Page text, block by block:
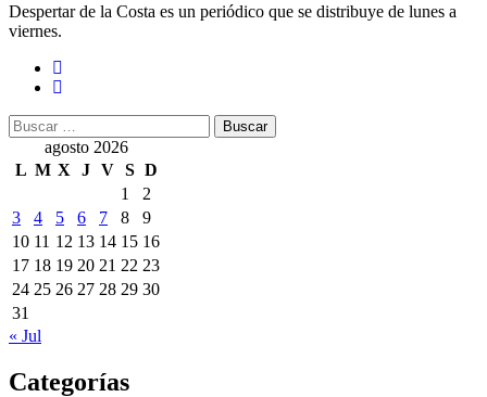
Despertar de la Costa es un periódico que se distribuye de lunes a
viernes.
Buscar:
agosto 2026
L M X J V S D
1
2
3
4 5 6 7 8
9
10 11 12 13 14 15 16
17 18 19 20 21 22 23
24 25 26 27 28 29 30
31
« Jul
Categorías